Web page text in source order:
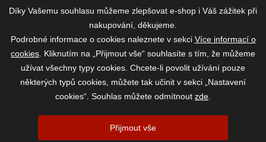
2026 ©www.vase-krmivo.cz- Tomáš Kroupa e-shop, Kanice 307, 664 01
Brno-venkov, IČ: 75785439
Díky Vašemu souhlasu můžeme zlepšovat e-shop i Váš zážitek při
nakupování, děkujeme.
Podrobné informace o cookies naleznete v sekci Více informací o
cookies . Kliknutím na „Přijmout vše“ souhlasíte s tím, že můžeme
užívat všechny typy cookies. Chcete-li povolit užívání pouze
některých typů cookies, můžete tak učinit v sekci „Nastavení
cookies“. Souhlas můžete odmítnout zde
Přijmout vše